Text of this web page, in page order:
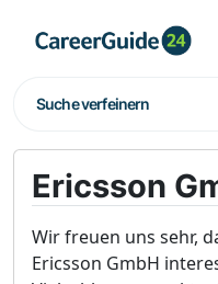
Suche verfeinern
Ericsson
Wir freuen uns sehr,
Ericsson GmbH